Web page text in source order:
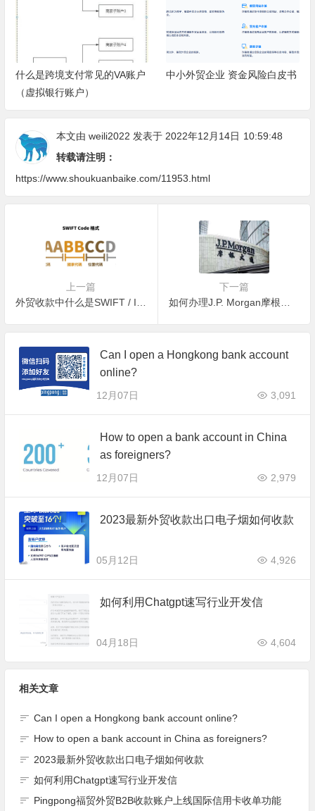
什么是跨境支付常见的VA账户
（虚拟银行账户）
中小外贸企业 资金风险白皮书
本文由 weili2022 发表于 2022年12月14日 10:59:48
转载请注明：
https://www.shoukuanbaike.com/11953.html
上一篇
下一篇
Can I open a Hongkong bank account
online?
12月07日 3,091
How to open a bank account in China
as foreigners?
12月07日 2,979
2023最新外贸收款出口电子烟如何收款
05月12日 4,926
如何利用Chatgpt速写行业开发信
04月18日 4,604
相关文章
Can I open a Hongkong bank account online?
How to open a bank account in China as foreigners?
2023最新外贸收款出口电子烟如何收款
如何利用Chatgpt速写行业开发信
Pingpong福贸外贸B2B收款账户上线国际信用卡收单功能